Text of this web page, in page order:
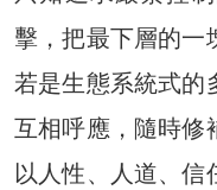
擊，把最下層的一
若是生態系統式的
互相呼應，隨時修
以人性、人道、信